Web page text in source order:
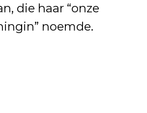
die haar “onze
noemde.